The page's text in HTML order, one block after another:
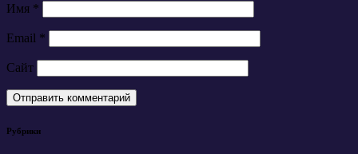
Имя *
Email *
Сайт
Рубрики